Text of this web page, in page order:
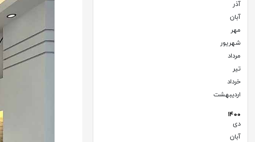
آذر
آبان
مهر
شهریور
مرداد
تیر
خرداد
اردیبهشت
۱۴۰۰
دی
آبان